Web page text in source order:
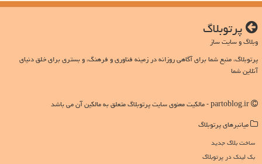
پرتوبلاگ
وبلاگ و سایت ساز
پرتوبلاگ، منبع شما برای آگاهی روزانه در زمینه فناوری و فرهنگ، و بستری برای خلق دنیای
آنلاین شما
میانبرهای پرتوبلاگ
ساخت بلاگ جدید
بک لینک در پرتوبلاگ